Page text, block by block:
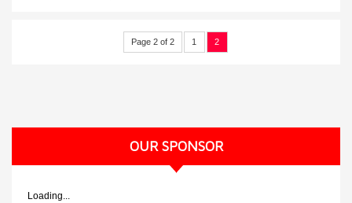
Page 2 of 2 1 2
OUR SPONSOR
Loading...